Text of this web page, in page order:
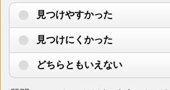
見つけやすかった
見つけにくかった
どちらともいえない